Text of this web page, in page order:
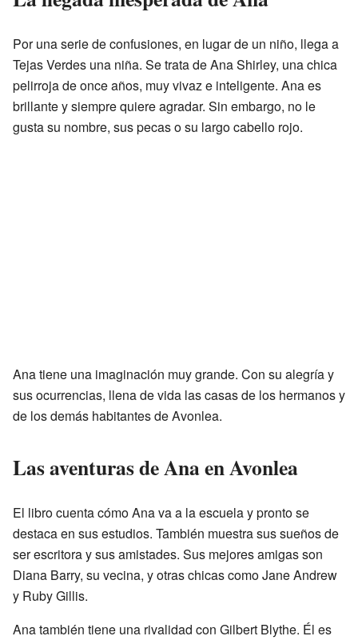
Por una serie de confusiones, en lugar de un niño, llega a
Tejas Verdes una niña. Se trata de Ana Shirley, una chica
pelirroja de once años, muy vivaz e inteligente. Ana es
brillante y siempre quiere agradar. Sin embargo, no le
gusta su nombre, sus pecas o su largo cabello rojo.
Ana tiene una imaginación muy grande. Con su alegría y
sus ocurrencias, llena de vida las casas de los hermanos y
de los demás habitantes de Avonlea.
Las aventuras de Ana en Avonlea
El libro cuenta cómo Ana va a la escuela y pronto se
destaca en sus estudios. También muestra sus sueños de
ser escritora y sus amistades. Sus mejores amigas son
Diana Barry, su vecina, y otras chicas como Jane Andrew
y Ruby Gillis.
Ana también tiene una rivalidad con Gilbert Blythe. Él es